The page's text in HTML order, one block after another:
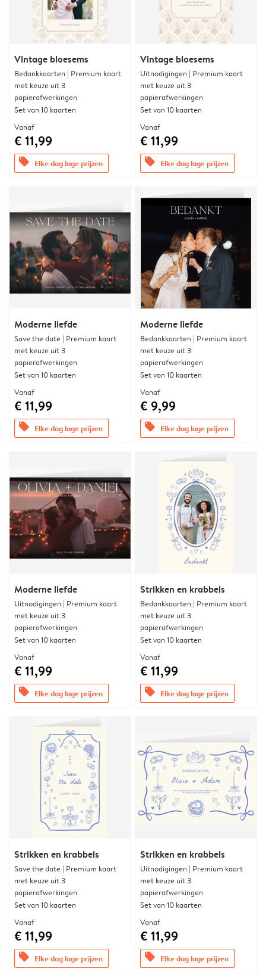
Vintage bloesems
Bedankkaarten | Premium kaart
met keuze uit 3
papierafwerkingen
Set van 10 kaarten
Vanaf
€ 11,99
offers Elke dag lage prijzen
Vintage bloesems
Uitnodigingen | Premium kaart
met keuze uit 3
papierafwerkingen
Set van 10 kaarten
Vanaf
€ 11,99
offers Elke dag lage prijzen
Moderne liefde
Save the date | Premium kaart
met keuze uit 3
papierafwerkingen
Set van 10 kaarten
Vanaf
€ 11,99
offers Elke dag lage prijzen
Moderne liefde
Bedankkaarten | Premium kaart
met keuze uit 3
papierafwerkingen
Set van 10 kaarten
Vanaf
€ 9,99
offers Elke dag lage prijzen
Moderne liefde
Uitnodigingen | Premium kaart
met keuze uit 3
papierafwerkingen
Set van 10 kaarten
Vanaf
€ 11,99
offers Elke dag lage prijzen
Strikken en krabbels
Bedankkaarten | Premium kaart
met keuze uit 3
papierafwerkingen
Set van 10 kaarten
Vanaf
€ 11,99
offers Elke dag lage prijzen
Strikken en krabbels
Save the date | Premium kaart
met keuze uit 3
papierafwerkingen
Set van 10 kaarten
Vanaf
€ 11,99
offers Elke dag lage prijzen
Strikken en krabbels
Uitnodigingen | Premium kaart
met keuze uit 3
papierafwerkingen
Set van 10 kaarten
Vanaf
€ 11,99
offers Elke dag lage prijzen